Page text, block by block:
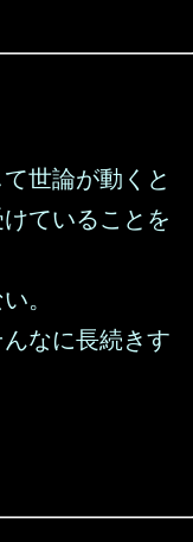
世論が動くと
ていることを
。
なに長続きす